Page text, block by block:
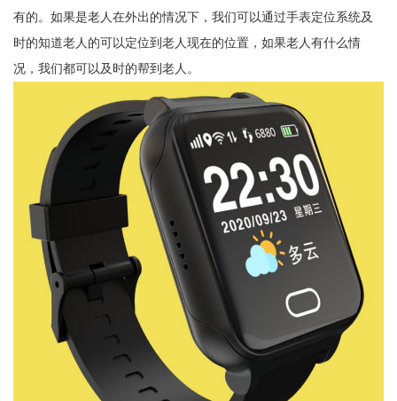
有的。如果是老人在外出的情况下，我们可以通过手表定位系统及
时的知道老人的可以定位到老人现在的位置，如果老人有什么情
况，我们都可以及时的帮到老人。